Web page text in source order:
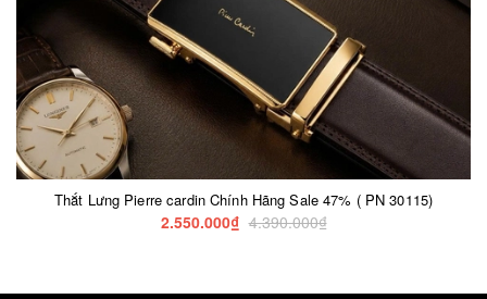
Thắt Lưng Pierre cardin Chính Hãng Sale 47% ( PN 30115)
2.550.000₫ 4.390.000₫